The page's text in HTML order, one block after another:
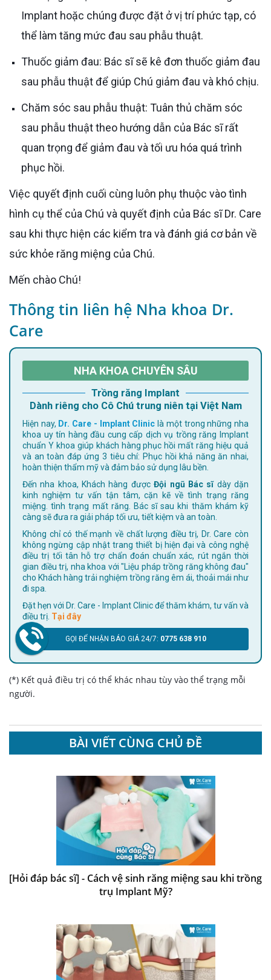
Implant hoặc chúng được đặt ở vị trí phức tạp, có
thể làm tăng mức đau sau phẫu thuật.
Thuốc giảm đau: Bác sĩ sẽ kê đơn thuốc giảm đau
sau phẫu thuật để giúp Chú giảm đau và khó chịu.
Chăm sóc sau phẫu thuật: Tuân thủ chăm sóc
sau phẫu thuật theo hướng dẫn của Bác sĩ rất
quan trọng để giảm đau và tối ưu hóa quá trình
phục hồi.
Việc quyết định cuối cùng luôn phụ thuộc vào tình
hình cụ thể của Chú và quyết định của Bác sĩ Dr. Care
sau khi thực hiện các kiểm tra và đánh giá cơ bản về
sức khỏe răng miệng của Chú.
Mến chào Chú!
Thông tin liên hệ Nha khoa Dr.
Care
NHA KHOA CHUYÊN SÂU
Trồng răng Implant
Dành riêng cho Cô Chú trung niên tại Việt Nam
Hiện nay, Dr. Care - Implant Clinic là một trong những nha
khoa uy tín hàng đầu cung cấp dịch vụ trồng răng Implant
chuẩn Y khoa giúp khách hàng phục hồi mất răng hiệu quả
và an toàn đáp ứng 3 tiêu chí: Phục hồi khả năng ăn nhai,
hoàn thiện thẩm mỹ và đảm bảo sử dụng lâu bền.
Đến nha khoa, Khách hàng đượcĐội ngũ Bác sĩdày dặn
kinh nghiệm tư vấn tận tâm, cặn kẽ về tình trạng răng
miệng. tình trạng mất răng. Bác sĩ sau khi thăm khám kỹ
càng sẽ đưa ra giải pháp tối ưu, tiết kiệm và an toàn.
Không chỉ có thế mạnh về chất lượng điều trị, Dr. Care còn
không ngừng cập nhật trang thiết bị hiện đại và công nghệ
điều trị tối tân hỗ trợ chẩn đoán chuẩn xác, rút ngắn thời
gian điều trị, nha khoa với "Liệu pháp trồng răng không đau"
cho Khách hàng trải nghiệm trồng răng êm ái, thoải mái như
đi spa.
Đặt hẹn với Dr. Care - Implant Clinic để thăm khám, tư vấn và
điều trị. Tại đây
GỌI ĐỂ NHẬN BÁO GIÁ 24/7: 0775 638 910
(*) Kết quả điều trị có thể khác nhau tùy vào thể trạng mỗi
người.
BÀI VIẾT CÙNG CHỦ ĐỀ
[Hỏi đáp bác sĩ] - Cách vệ sinh răng miệng sau khi trồng
trụ Implant Mỹ?